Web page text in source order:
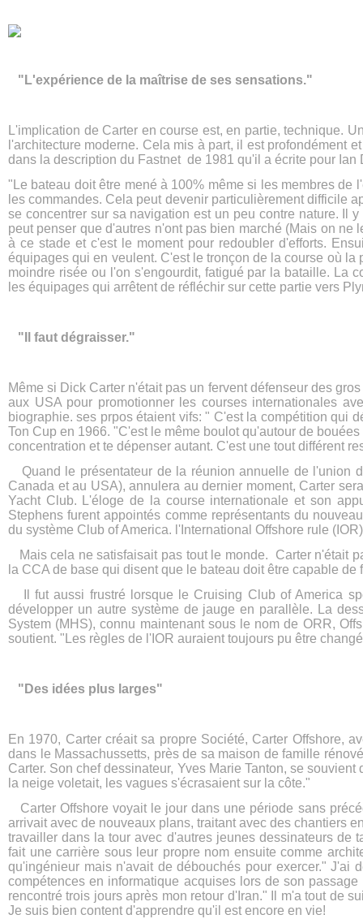
"L'expérience de la maîtrise de ses sensations."
L'implication de Carter en course est, en partie, technique.
l'architecture moderne. Cela mis à part, il est profondément
dans la description du Fastnet de 1981 qu'il a écrite pour Ian
"Le bateau doit être mené à 100% même si les membres
les commandes. Cela peut devenir particulièrement difficile
se concentrer sur sa navigation est un peu contre nature. Il
peut penser que d'autres n'ont pas bien marché (Mais on
à ce stade et c'est le moment pour redoubler d'efforts.
équipages qui en veulent. C'est le tronçon de la course où
moindre risée ou l'on s'engourdit, fatigué par la bataille. La
les équipages qui arrêtent de réfléchir sur cette partie vers
"Il faut dégraisser."
Même si Dick Carter n'était pas un fervent défenseur des
aux USA pour promotionner les courses internationales
biographie. ses prpos étaient vifs: " C'est la compétition qui
Ton Cup en 1966. "C'est le même boulot qu'autour de
concentration et te dépenser autant. C'est une tout différent
Quand le présentateur de la réunion annuelle de l'union
Canada et au USA), annulera au dernier moment, Carter
Yacht Club. L'éloge de la course internationale et son
Stephens furent appointés comme représentants du
du système Club of America. l'International Offshore rule
Mais cela ne satisfaisait pas tout le monde. Carter n'était
la CCA de base qui disent que le bateau doit être capable
Il fut aussi frustré lorsque le Cruising Club of America
développer un autre système de jauge en parallèle. La
System (MHS), connu maintenant sous le nom de ORR,
soutient. "Les règles de l'IOR auraient toujours pu être
"Des idées plus larges"
En 1970, Carter créait sa propre Société, Carter Offshore,
dans le Massachussetts, près de sa maison de famille
Carter. Son chef dessinateur, Yves Marie Tanton, se
la neige voletait, les vagues s'écrasaient sur la côte."
Carter Offshore voyait le jour dans une période sans
arrivait avec de nouveaux plans, traitant avec des chantiers
travailler dans la tour avec d'autres jeunes dessinateurs de
fait une carrière sous leur propre nom ensuite comme
qu'ingénieur mais n'avait de débouchés pour exercer." J'ai
compétences en informatique acquises lors de son
rencontré trois jours après mon retour d'Iran." Il m'a tout de
Je suis bien content d'apprendre qu'il est encore en vie!